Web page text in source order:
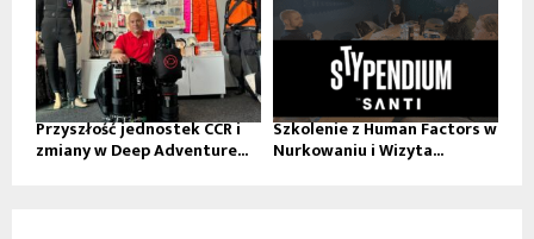
Przyszłość jednostek CCR i
zmiany w Deep Adventure...
Szkolenie z Human Factors w
Nurkowaniu i Wizyta...